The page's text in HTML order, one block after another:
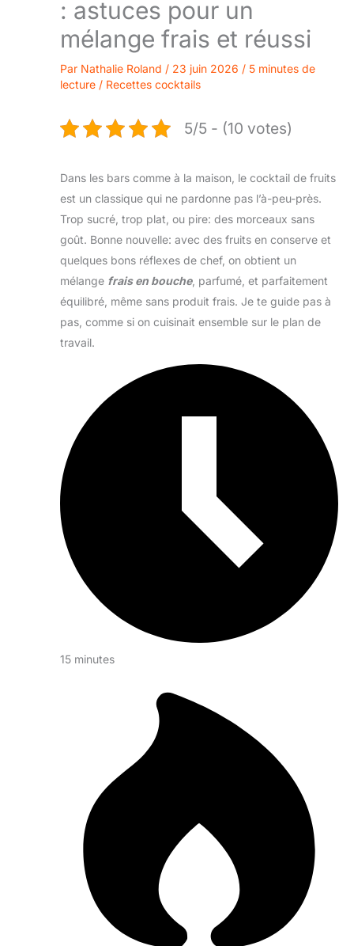
: astuces pour un
mélange frais et réussi
Par Nathalie Roland / 23 juin 2026 / 5 minutes de
lecture / Recettes cocktails
5/5 - (10 votes)
Dans les bars comme à la maison, le cocktail de fruits
est un classique qui ne pardonne pas l’à-peu-près.
Trop sucré, trop plat, ou pire: des morceaux sans
goût. Bonne nouvelle: avec des fruits en conserve et
quelques bons réflexes de chef, on obtient un
mélange frais en bouche, parfumé, et parfaitement
équilibré, même sans produit frais. Je te guide pas à
pas, comme si on cuisinait ensemble sur le plan de
travail.
15 minutes